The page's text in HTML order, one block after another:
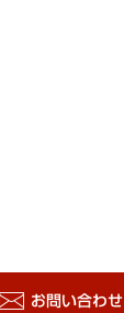
お問い合わせ